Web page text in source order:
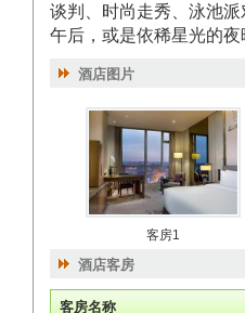
谈判、时尚走秀、泳池
午后，或是依稀星光的夜
酒店图片
客房1
酒店客房
客房名称